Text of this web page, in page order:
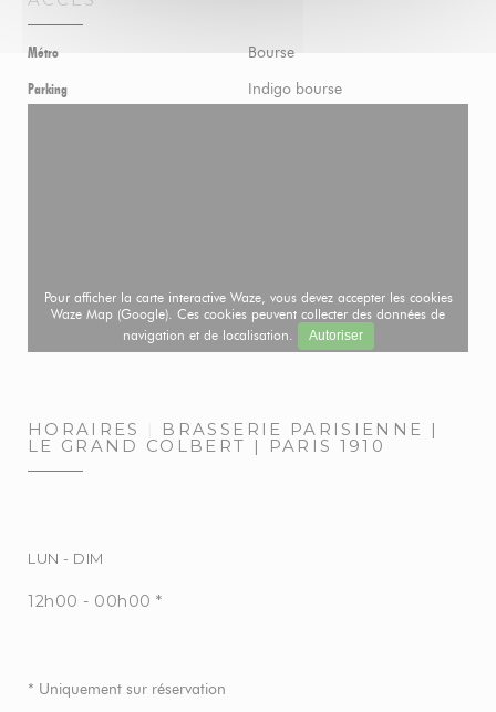
Métro Bourse
Parking Indigo bourse
Pour afficher la carte interactive Waze, vous devez accepter les cookies
Waze Map (Google). Ces cookies peuvent collecter des données de
navigation et de localisation.
Autoriser
HORAIRES BRASSERIE PARISIENNE |
LE GRAND COLBERT | PARIS 1910
LUN - DIM
12h00 - 00h00 *
* Uniquement sur réservation